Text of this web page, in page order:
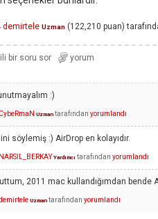
demirtele Uzman (122,210 puan)
:)
CybeRmaN Uzman tarafından yorumlandı
söylemiş :) AirDrop en kolayıdır.
NARSIL_BERKAY Yardımcı tarafından yorumlandı
2011 mac kullandığımdan bende
Uzman tarafından yorumlandı